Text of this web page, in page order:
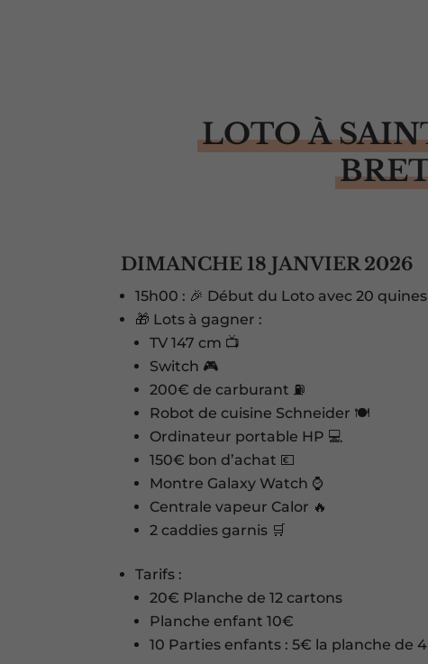
LOTO À
DIMANCHE 18 JANVIER 2026
15h00 : 🎉 Début du Loto avec 20
🎁 Lots à gagner :
TV 147 cm 📺
Switch 🎮
200€ de carburant ⛽
Robot de cuisine Schneider 🍽️
Ordinateur portable HP 💻
150€ bon d’achat 💶
Montre Galaxy Watch ⌚
Centrale vapeur Calor 🔥
2 caddies garnis 🛒
Tarifs :
20€ Planche de 12 cartons
Planche enfant 10€
10 Parties enfants : 5€ la planche de